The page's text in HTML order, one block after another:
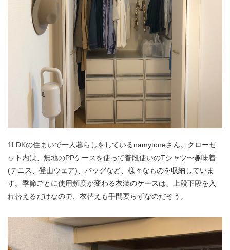
1LDKの住まいで一人暮らしをしているnamytoneさん。クローゼ
ット内は、無地のPPケースを使って普段使いのTシャツ〜趣味着
(テニス、登山ウェア)、バッグなど、様々なものを収納していま
す。季節ごとに使用頻度が変わる衣装のケースは、上段下段を入
れ替えるだけなので、衣替えも手間要らずなのだそう。